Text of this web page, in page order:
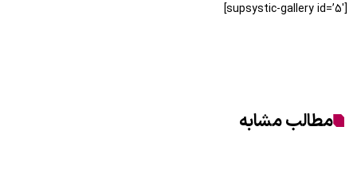
[supsystic-gallery id=’5′]
مطالب مشابه